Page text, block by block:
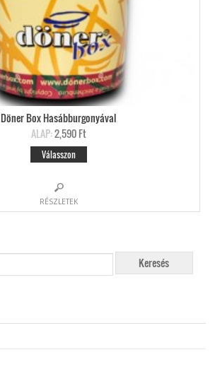
Döner Box Hasábburgonyával
ALAP:2,590 Ft
Válasszon
RÉSZLETEK